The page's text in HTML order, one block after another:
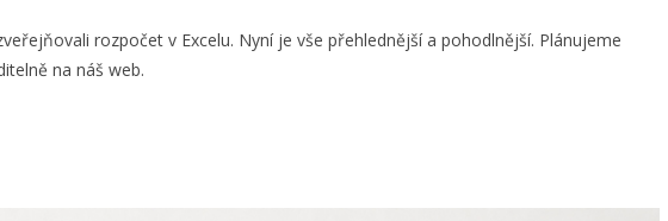
rozpočet v Excelu. Nyní je vše přehlednější a pohodlnější. Plánujeme
na náš web.